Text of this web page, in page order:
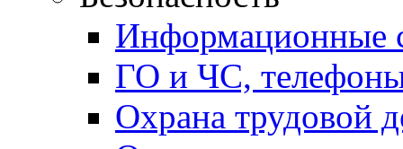
Информационные
ГО и ЧС,
Охрана трудовой